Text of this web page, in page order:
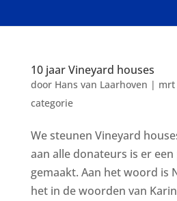
10 jaar Vineyard houses
door Hans van Laarhoven | mrt
categorie
We steunen Vineyard
aan alle donateurs is er
gemaakt. Aan het woord is
het in de woorden van